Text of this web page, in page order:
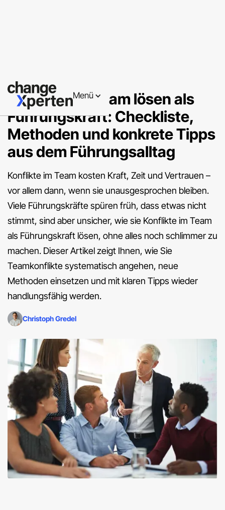
Menü
Teamentwicklung
Konflikte im Team lösen als
Führungskraft: Checkliste,
Methoden und konkrete Tipps
aus dem Führungsalltag
Konflikte im Team kosten Kraft, Zeit und Vertrauen –
vor allem dann, wenn sie unausgesprochen bleiben.
Viele Führungskräfte spüren früh, dass etwas nicht
stimmt, sind aber unsicher, wie sie Konflikte im Team
als Führungskraft lösen, ohne alles noch schlimmer zu
machen. Dieser Artikel zeigt Ihnen, wie Sie
Teamkonflikte systematisch angehen, neue
Methoden einsetzen und mit klaren Tipps wieder
handlungsfähig werden.
Christoph Gredel